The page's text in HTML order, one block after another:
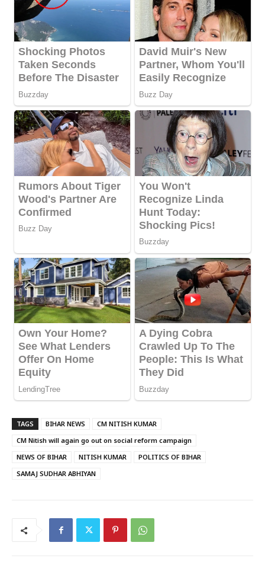
TAGS BIHAR NEWS
CM NITISH KUMAR
CM Nitish will again go out on social reform campaign
NEWS OF BIHAR
NITISH KUMAR
POLITICS OF BIHAR
SAMAJ SUDHAR ABHIYAN